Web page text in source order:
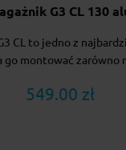
G3 CL 130
CL to jedno z
go montować zarówno
549.00 zł